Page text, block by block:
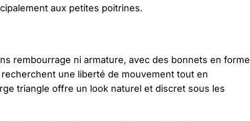
aux petites poitrines.
rembourrage ni armature, avec des bonnets en forme
une liberté de mouvement tout en
triangle offre un look naturel et discret sous les